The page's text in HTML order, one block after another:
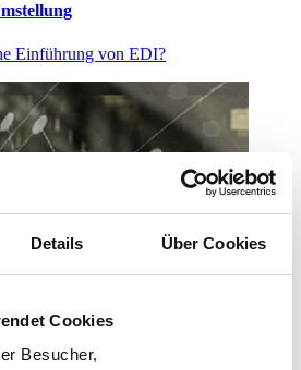
Details Über Cookies
Cookies
Besucher,
Einführung von EDI?